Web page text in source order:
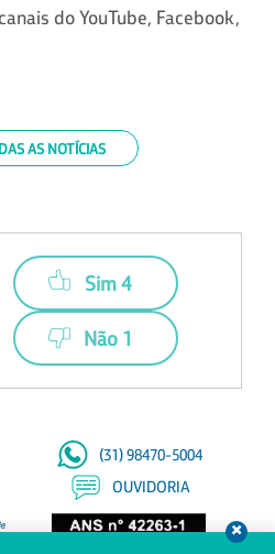
do YouTube, Facebook,
AS NOTÍCIAS
Sim 4
Não 1
(31) 98470-5004
OUVIDORIA